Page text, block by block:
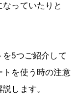
っていたりと
5つご紹介して
トを使う時の注意
します。